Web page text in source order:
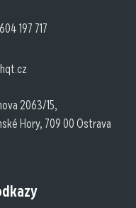
197 717
2063/15,
Hory, 709 00 Ostrava